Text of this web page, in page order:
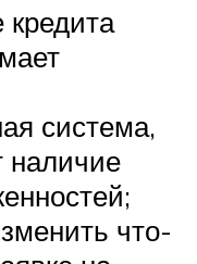
система,
наличие
что-